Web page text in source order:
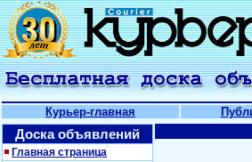
Курьер-главная
Доска объявлений
Главная страница